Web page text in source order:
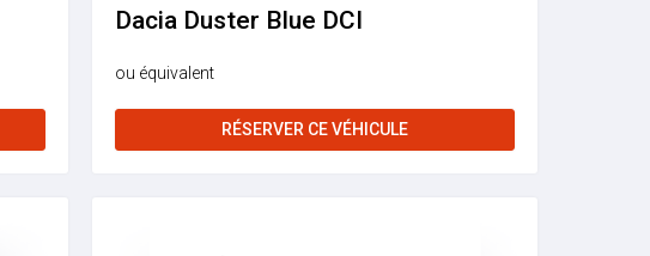
Dacia Duster Blue DCI
ou équivalent
RÉSERVER CE VÉHICULE